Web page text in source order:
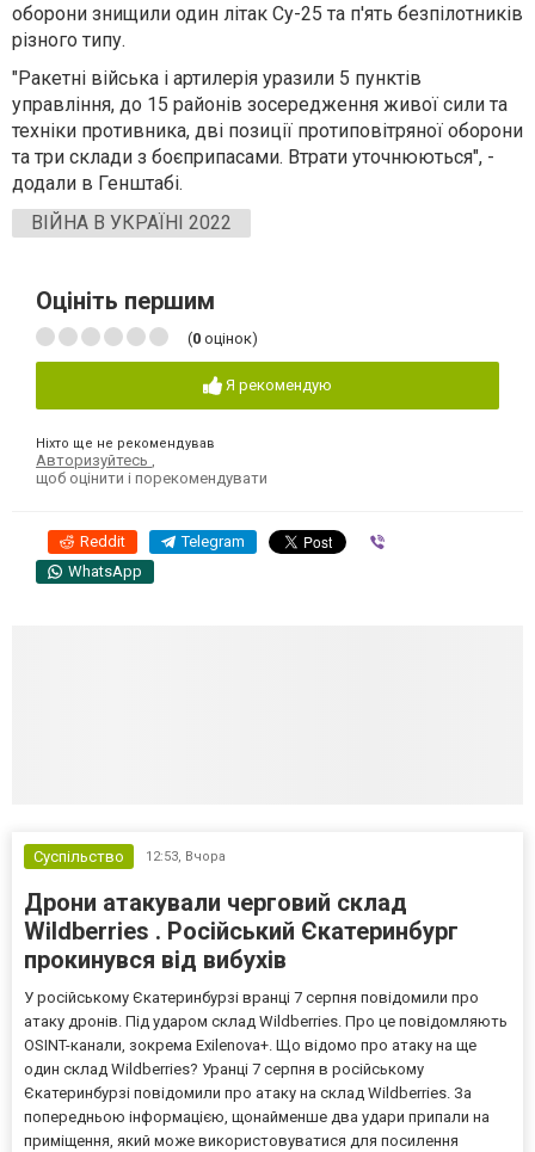
оборони знищили один літак Су-25 та п'ять безпілотників
різного типу.
"Ракетні війська і артилерія уразили 5 пунктів
управління, до 15 районів зосередження живої сили та
техніки противника, дві позиції протиповітряної оборони
та три склади з боєприпасами. Втрати уточнюються", -
додали в Генштабі.
ВІЙНА В УКРАЇНІ 2022
Оцініть першим
(0 оцінок)
Я рекомендую
Ніхто ще не рекомендував
Авторизуйтесь ,
щоб оцінити і порекомендувати
Reddit Telegram
WhatsApp
Суспільство 12:53, Вчора
Дрони атакували черговий склад
Wildberries . Російський Єкатеринбург
прокинувся від вибухів
У російському Єкатеринбурзі вранці 7 серпня повідомили про
атаку дронів. Під ударом склад Wildberries. Про це повідомляють
OSINT-канали, зокрема Exilenova+. Що відомо про атаку на ще
один склад Wildberries? Уранці 7 серпня в російському
Єкатеринбурзі повідомили про атаку на склад Wildberries. За
попередньою інформацією, щонайменше два удари припали на
приміщення, який може використовуватися для посилення